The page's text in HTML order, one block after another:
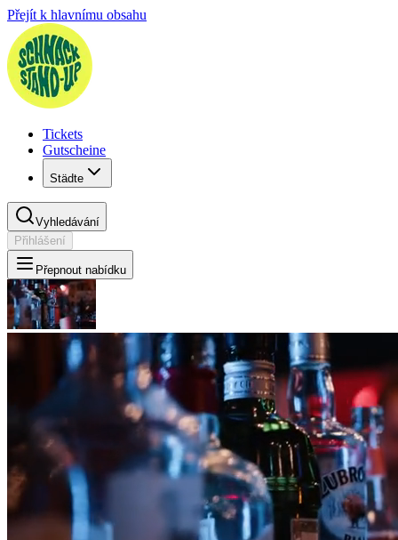
Přejít k hlavnímu obsahu
Tickets
Gutscheine
Städte
Vyhledávání
Přihlášení
Přepnout nabídku